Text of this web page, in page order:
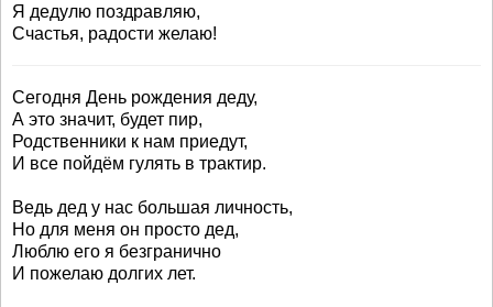
Я дедулю поздравляю,
Счастья, радости желаю!
Сегодня День рождения деду,
А это значит, будет пир,
Родственники к нам приедут,
И все пойдём гулять в трактир.
Ведь дед у нас большая личность,
Но для меня он просто дед,
Люблю его я безгранично
И пожелаю долгих лет.